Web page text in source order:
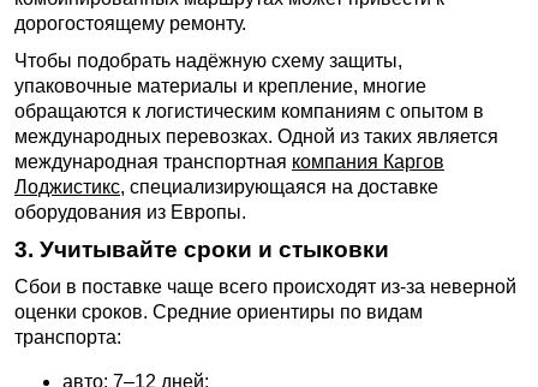
дорогостоящему ремонту.
Чтобы подобрать надёжную схему защиты,
упаковочные материалы и крепление, многие
обращаются к логистическим компаниям с опытом в
международных перевозках. Одной из таких является
международная транспортная компания Каргов
Лоджистикс, специализирующаяся на доставке
оборудования из Европы.
3. Учитывайте сроки и стыковки
Сбои в поставке чаще всего происходят из-за неверной
оценки сроков. Средние ориентиры по видам
транспорта:
авто: 7–12 дней;